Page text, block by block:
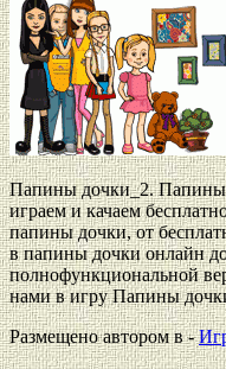
Папины дочки_2. Папины
играем и качаем
папины дочки, от
в папины дочки онлайн
полнофункциональной
нами в игру Папины
Размещено автором в -